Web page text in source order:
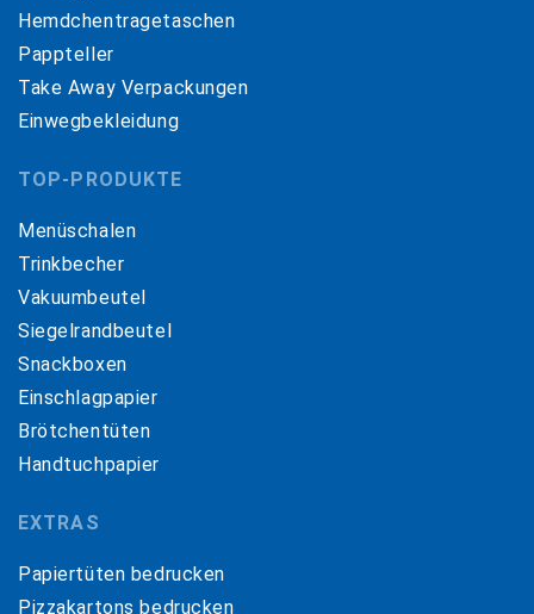
Hemdchentragetaschen
Pappteller
Take Away Verpackungen
Einwegbekleidung
TOP-PRODUKTE
Menüschalen
Trinkbecher
Vakuumbeutel
Siegelrandbeutel
Snackboxen
Einschlagpapier
Brötchentüten
Handtuchpapier
EXTRAS
Papiertüten bedrucken
Pizzakartons bedrucken